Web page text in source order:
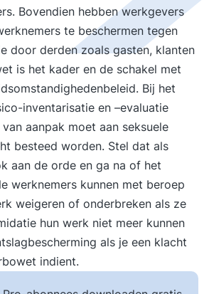
Bovendien hebben werkgevers
te beschermen tegen
door derden zoals gasten, klanten
is het kader en de schakel met
Bij het
inventarisatie en –evaluatie
van aanpak moet aan seksuele
besteed worden. Stel dat als
aan de orde en ga na of het
werknemers kunnen met beroep
weigeren of onderbreken als ze
hun werk niet meer kunnen
als je een klacht
indient.